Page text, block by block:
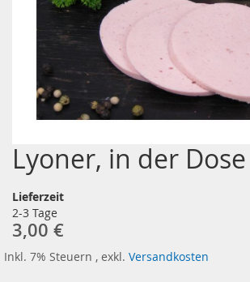
Zum
Anfang
Bildergalerie
springen
Lyoner, in der
Lieferzeit
2-3 Tage
3,00 €
Inkl. 7% Steuern , exkl. Versandkosten